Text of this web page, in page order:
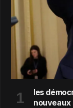
les
nouveaux